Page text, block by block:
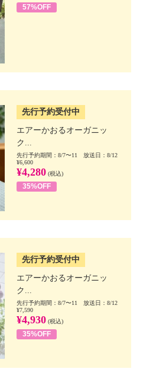
57%OFF
先行予約受付中
エアーかおるオーガニッ
ク...
先行予約期間：8/7〜11 放送日：8/12
¥6,600
¥4,280 (税込)
35%OFF
先行予約受付中
エアーかおるオーガニッ
ク...
先行予約期間：8/7〜11 放送日：8/12
¥7,590
¥4,930 (税込)
35%OFF